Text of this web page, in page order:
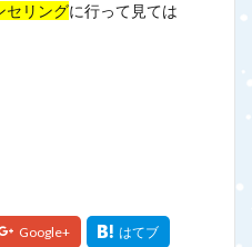
セリングに行って見ては